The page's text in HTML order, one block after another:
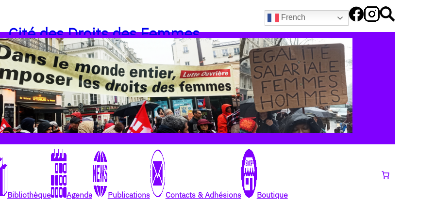
French
Cité des Droits des Femmes
Bibliothèque Agenda Publications Contacts & Adhésions Boutique